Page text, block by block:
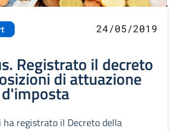
24/05/2019
Registrato il decreto
di attuazione
ha registrato il Decreto della